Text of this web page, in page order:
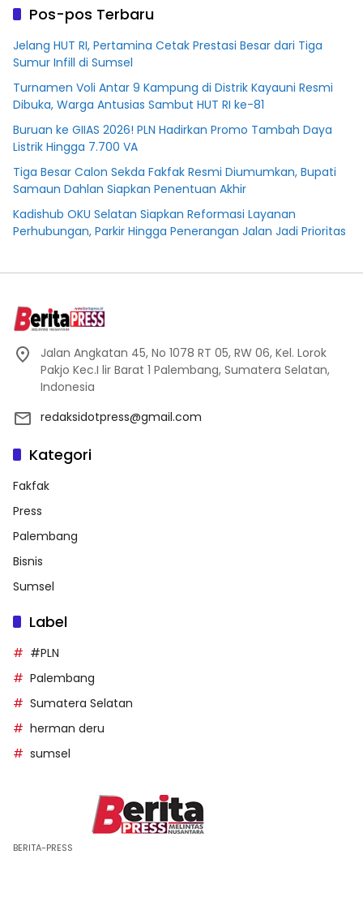
Pos-pos Terbaru
Jelang HUT RI, Pertamina Cetak Prestasi Besar dari Tiga
Sumur Infill di Sumsel
Turnamen Voli Antar 9 Kampung di Distrik Kayauni Resmi
Dibuka, Warga Antusias Sambut HUT RI ke-81
Buruan ke GIIAS 2026! PLN Hadirkan Promo Tambah Daya
Listrik Hingga 7.700 VA
Tiga Besar Calon Sekda Fakfak Resmi Diumumkan, Bupati
Samaun Dahlan Siapkan Penentuan Akhir
Kadishub OKU Selatan Siapkan Reformasi Layanan
Perhubungan, Parkir Hingga Penerangan Jalan Jadi Prioritas
Jalan Angkatan 45, No 1078 RT 05, RW 06, Kel. Lorok
Pakjo Kec.I lir Barat 1 Palembang, Sumatera Selatan,
Indonesia
redaksidotpress@gmail.com
Kategori
Fakfak
Press
Palembang
Bisnis
Sumsel
Label
#PLN
Palembang
Sumatera Selatan
herman deru
sumsel
BERITA-PRESS